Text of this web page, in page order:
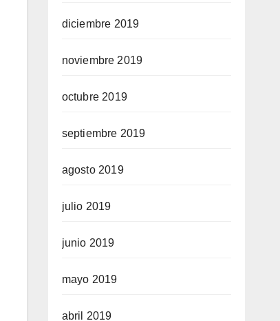
diciembre 2019
noviembre 2019
octubre 2019
septiembre 2019
agosto 2019
julio 2019
junio 2019
mayo 2019
abril 2019